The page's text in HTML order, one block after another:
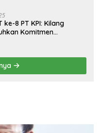
ke-8 PT KPI: Kilang
Komitmen